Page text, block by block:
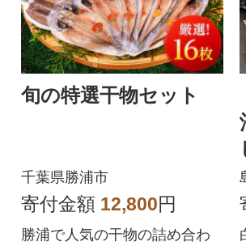
す!
旬の特選干物セット
千葉県勝浦市
寄付金額 12,800円
勝浦で人気の干物の詰め合わ